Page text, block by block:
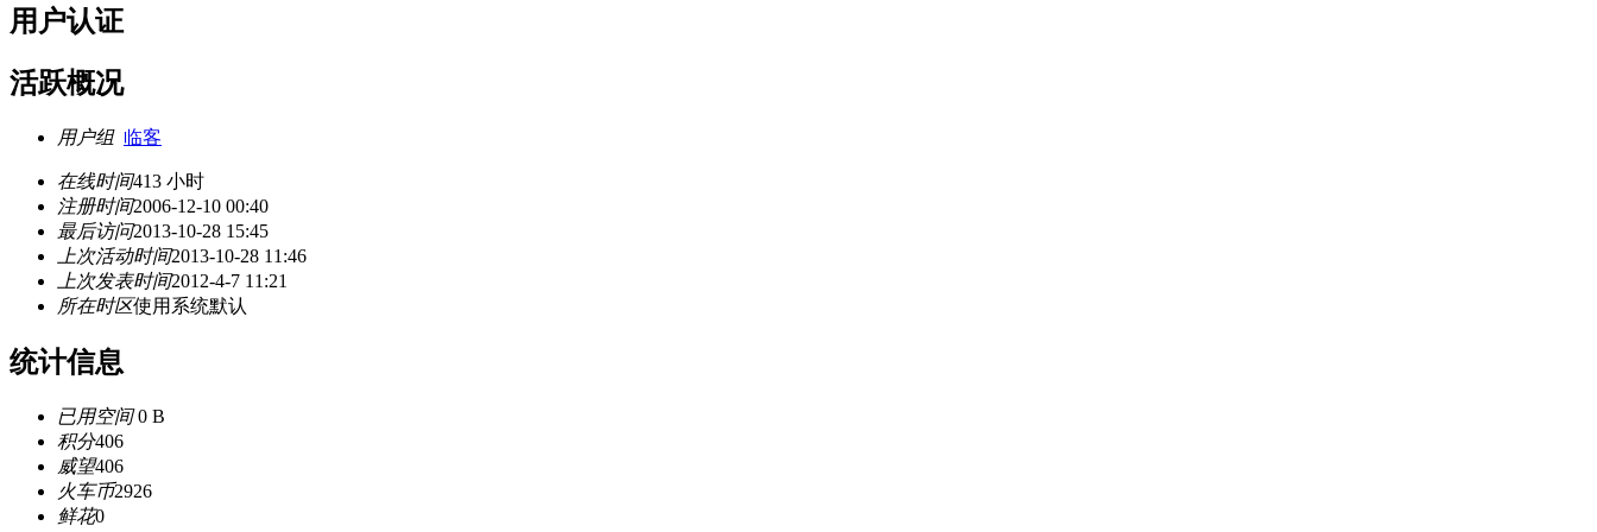
用户认证
活跃概况
用户组 临客
在线时间413 小时
注册时间2006-12-10 00:40
最后访问2013-10-28 15:45
上次活动时间2013-10-28 11:46
上次发表时间2012-4-7 11:21
所在时区使用系统默认
统计信息
已用空间0 B
积分406
威望406
火车币2926
鲜花0